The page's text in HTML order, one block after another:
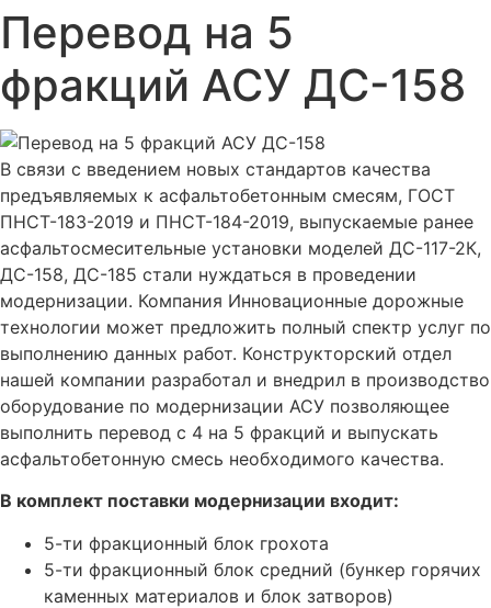
Перевод на 5
фракций АСУ ДС-158
В связи с введением новых стандартов качества
предъявляемых к асфальтобетонным смесям, ГОСТ
ПНСТ-183-2019 и ПНСТ-184-2019, выпускаемые ранее
асфальтосмесительные установки моделей ДС-117-2К,
ДС-158, ДС-185 стали нуждаться в проведении
модернизации. Компания Инновационные дорожные
технологии может предложить полный спектр услуг по
выполнению данных работ. Конструкторский отдел
нашей компании разработал и внедрил в производство
оборудование по модернизации АСУ позволяющее
выполнить перевод с 4 на 5 фракций и выпускать
асфальтобетонную смесь необходимого качества.
В комплект поставки модернизации входит:
5-ти фракционный блок грохота
5-ти фракционный блок средний (бункер горячих
каменных материалов и блок затворов)